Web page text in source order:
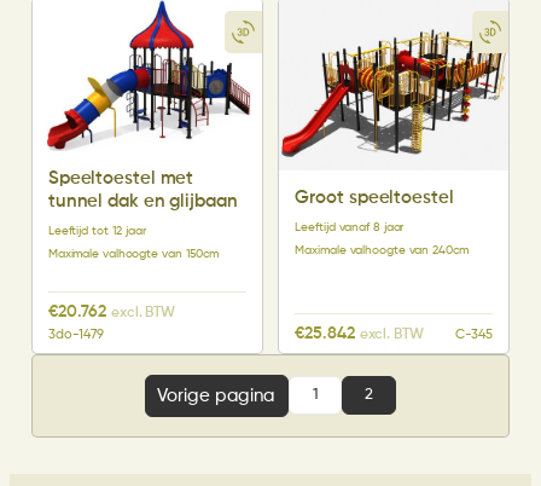
Speeltoestel met
tunnel dak en glijbaan
Leeftijd tot 12 jaar
Maximale valhoogte van 150cm
€20.762 excl. BTW
3do-1479
Groot speeltoestel
Leeftijd vanaf 8 jaar
Maximale valhoogte van 240cm
€25.842 excl. BTW C-345
Vorige pagina 1 2